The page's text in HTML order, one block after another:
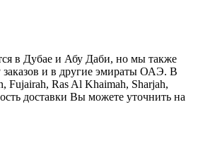
в Дубае и Абу Даби, но мы также
заказов и в другие эмираты ОАЭ. В
Fujairah, Ras Al Khaimah, Sharjah,
доставки Вы можете уточнить на